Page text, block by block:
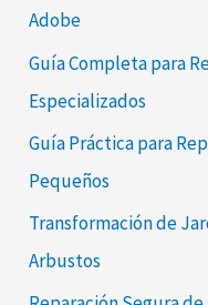
Adobe
Guía Completa para
Especializados
Guía Práctica para
Pequeños
Transformación de
Arbustos